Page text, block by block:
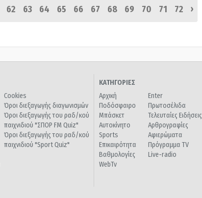
62 63 64 65 66 67 68 69 70 71 72 ›
Cookies
Όροι διεξαγωγής διαγωνισμών
Όροι διεξαγωγής του ραδ/κού
παιχνιδιού "ΣΠΟΡ FM Quiz"
Όροι διεξαγωγής του ραδ/κού
παιχνιδιού "Sport Quiz"
ΚΑΤΗΓΟΡΙΕΣ
Αρχική
Ποδόσφαιρο
Μπάσκετ
Αυτοκίνητο
Sports
Επικαιρότητα
Βαθμολογίες
WebTv
Enter
Πρωτοσέλιδα
Τελευταίες Ειδήσεις
Αρθρογραφίες
Αφιερώματα
Πρόγραμμα TV
Live-radio